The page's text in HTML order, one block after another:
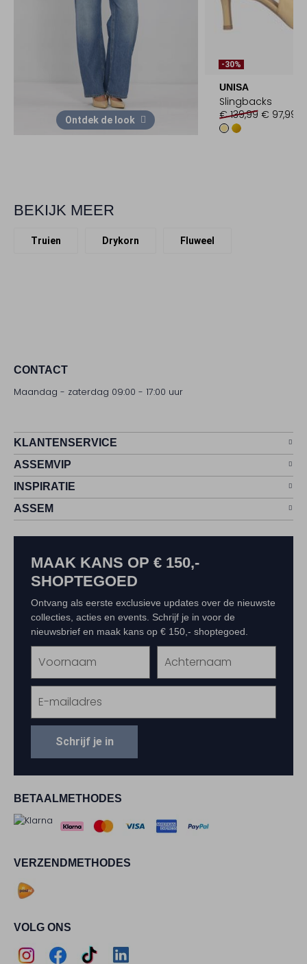
Ontdek de look
-30%
UNISA
Slingbacks
€ 139,99 € 97,99
BEKIJK MEER
Truien Drykorn Fluweel
CONTACT
Maandag - zaterdag 09:00 - 17:00 uur
KLANTENSERVICE
ASSEMVIP
INSPIRATIE
ASSEM
BETAALMETHODES
VERZENDMETHODES
VOLG ONS
MAAK KANS OP € 150,-
SHOPTEGOED
Ontvang als eerste exclusieve updates over de nieuwste
collecties, acties en events. Schrijf je in voor de
nieuwsbrief en maak kans op € 150,- shoptegoed.
Schrijf je in